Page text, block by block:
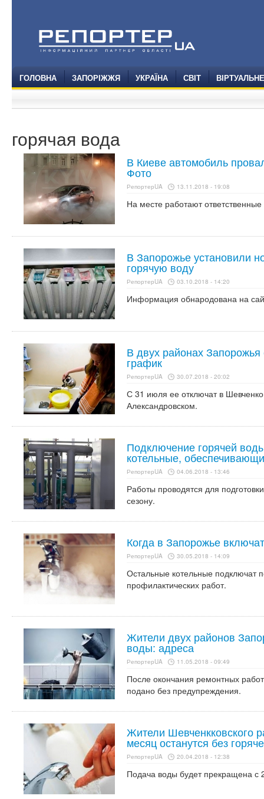
ГОЛОВНА ЗАПОРІЖЖЯ УКРАЇНА СВІТ
горячая вода
В Киеве автомобиль
Фото
РепортерUA 13.11.2018 - 19:08
На месте работают
В Запорожье установили
горячую воду
РепортерUA 03.10.2018 - 14:20
Информация обнародована на
В двух районах
график
РепортерUA 30.07.2018 - 20:02
С 31 июля ее отключат в
Александровском.
Подключение горячей
котельные,
РепортерUA 04.06.2018 - 13:46
Работы проводятся для
сезону.
Когда в Запорожье
РепортерUA 30.05.2018 - 14:09
Остальные котельные подключат
профилактических работ.
Жители двух районов
воды: адреса
РепортерUA 11.05.2018 - 09:49
После окончания ремонтных
подано без предупреждения.
Жители Шевченкковского
месяц останутся без
РепортерUA 20.04.2018 - 12:38
Подача воды будет прекращена с